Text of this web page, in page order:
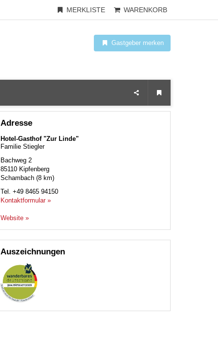
MERKLISTE WARENKORB
Gastgeber merken
Adresse
Hotel-Gasthof "Zur Linde"
Familie Stiegler
Bachweg 2
85110 Kipfenberg
Schambach (8 km)
Tel. +49 8465 94150
Kontaktformular »
Website »
Auszeichnungen